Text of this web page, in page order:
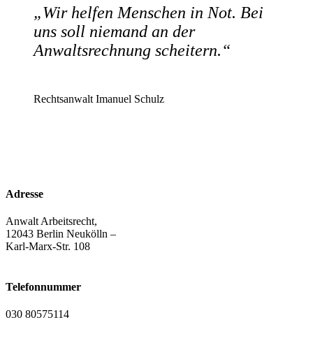
„Wir helfen Menschen in Not. Bei
uns soll niemand an der
Anwaltsrechnung scheitern.“
Rechtsanwalt Imanuel Schulz
Adresse
Anwalt Arbeitsrecht,
12043 Berlin Neukölln –
Karl-Marx-Str. 108
Telefonnummer
030 80575114